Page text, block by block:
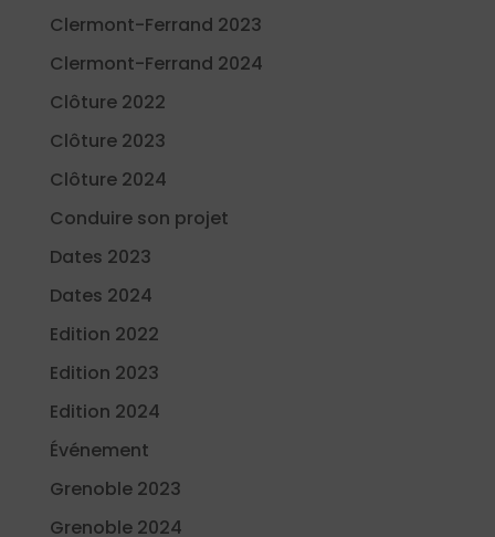
Clermont-Ferrand 2023
Clermont-Ferrand 2024
Clôture 2022
Clôture 2023
Clôture 2024
Conduire son projet
Dates 2023
Dates 2024
Edition 2022
Edition 2023
Edition 2024
Événement
Grenoble 2023
Grenoble 2024